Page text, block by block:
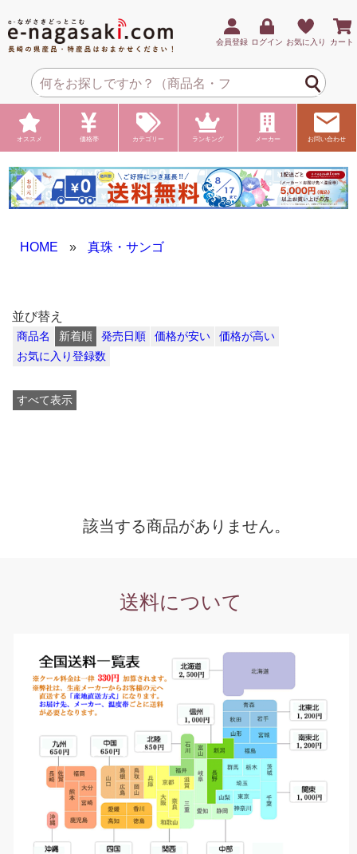
会員登録 ログイン お気に入り カート
オススメ 価格帯 カテゴリー ランキング メーカー お問い合わせ
HOME » 真珠・サンゴ
並び替え
商品名 新着順 発売日順 価格が安い
価格が高い
お気に入り登録数
すべて表示
該当する商品がありません。
送料について